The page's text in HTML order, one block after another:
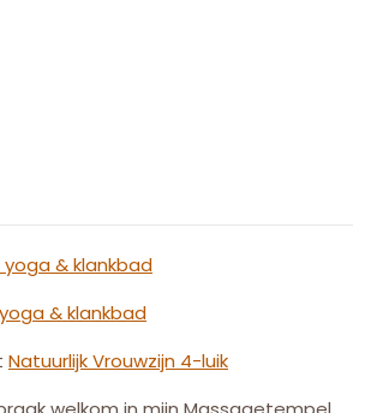
yoga & klankbad
& klankbad
NatuurlijkVrouwzijn 4-luik